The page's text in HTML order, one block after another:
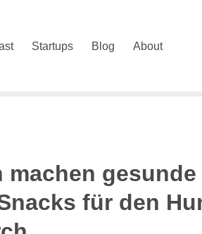
Startups Blog About
machen gesunde
für den